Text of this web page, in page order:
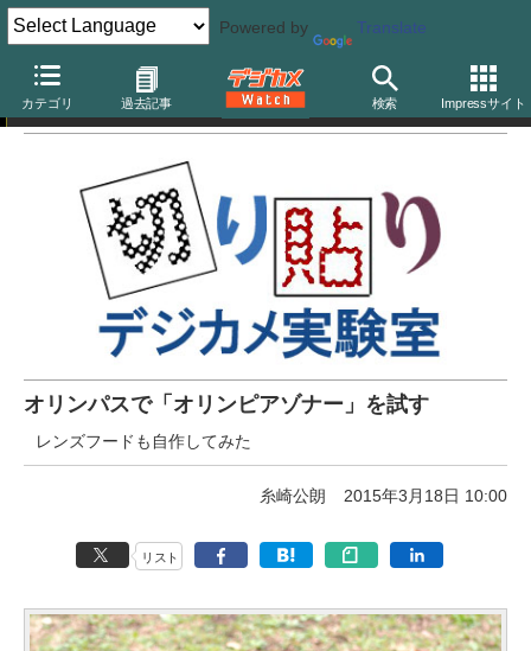
Powered by Translate
カテゴリ 過去記事 検索 Impressサイト
切り貼りデジカメ実験室
オリンパスで「オリンピアゾナー」を試す
レンズフードも自作してみた
糸崎公朗 2015年3月18日 10:00
リスト